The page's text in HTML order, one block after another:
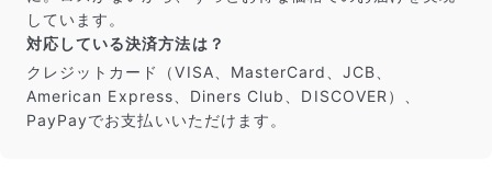
しています。
対応している決済方法は？
クレジットカード（VISA、MasterCard、JCB、
American Express、Diners Club、DISCOVER）、
PayPayでお支払いいただけます。